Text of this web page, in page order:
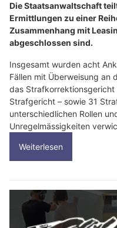
Die Staatsanwaltschaft
Ermittlungen zu einer
Zusammenhang mit
abgeschlossen sind.
Insgesamt wurden acht
Fällen mit Überweisung an
das Strafkorrektionsgericht
Strafgericht – sowie 31
unterschiedlichen Rollen
Unregelmässigkeiten
Weiterlesen